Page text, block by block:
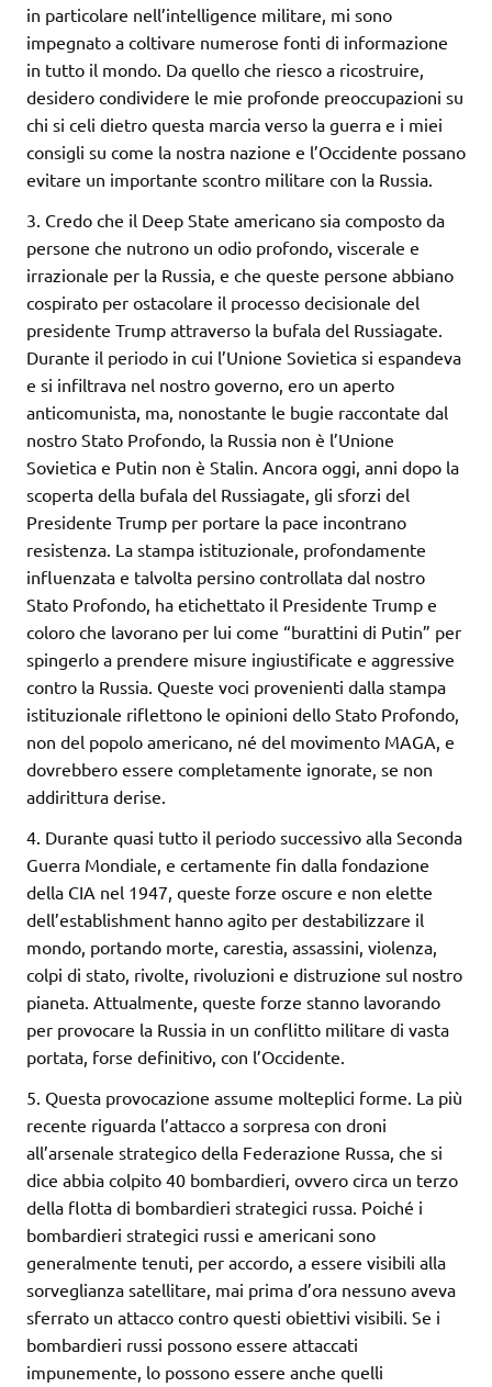
in particolare nell’intelligence militare, mi sono
impegnato a coltivare numerose fonti di informazione
in tutto il mondo. Da quello che riesco a ricostruire,
desidero condividere le mie profonde preoccupazioni su
chi si celi dietro questa marcia verso la guerra e i miei
consigli su come la nostra nazione e l’Occidente possano
evitare un importante scontro militare con la Russia.
3. Credo che il Deep State americano sia composto da
persone che nutrono un odio profondo, viscerale e
irrazionale per la Russia, e che queste persone abbiano
cospirato per ostacolare il processo decisionale del
presidente Trump attraverso la bufala del Russiagate.
Durante il periodo in cui l’Unione Sovietica si espandeva
e si infiltrava nel nostro governo, ero un aperto
anticomunista, ma, nonostante le bugie raccontate dal
nostro Stato Profondo, la Russia non è l’Unione
Sovietica e Putin non è Stalin. Ancora oggi, anni dopo la
scoperta della bufala del Russiagate, gli sforzi del
Presidente Trump per portare la pace incontrano
resistenza. La stampa istituzionale, profondamente
influenzata e talvolta persino controllata dal nostro
Stato Profondo, ha etichettato il Presidente Trump e
coloro che lavorano per lui come “burattini di Putin” per
spingerlo a prendere misure ingiustificate e aggressive
contro la Russia. Queste voci provenienti dalla stampa
istituzionale riflettono le opinioni dello Stato Profondo,
non del popolo americano, né del movimento MAGA, e
dovrebbero essere completamente ignorate, se non
addirittura derise.
4. Durante quasi tutto il periodo successivo alla Seconda
Guerra Mondiale, e certamente fin dalla fondazione
della CIA nel 1947, queste forze oscure e non elette
dell’establishment hanno agito per destabilizzare il
mondo, portando morte, carestia, assassini, violenza,
colpi di stato, rivolte, rivoluzioni e distruzione sul nostro
pianeta. Attualmente, queste forze stanno lavorando
per provocare la Russia in un conflitto militare di vasta
portata, forse definitivo, con l’Occidente.
5. Questa provocazione assume molteplici forme. La più
recente riguarda l’attacco a sorpresa con droni
all’arsenale strategico della Federazione Russa, che si
dice abbia colpito 40 bombardieri, ovvero circa un terzo
della flotta di bombardieri strategici russa. Poiché i
bombardieri strategici russi e americani sono
generalmente tenuti, per accordo, a essere visibili alla
sorveglianza satellitare, mai prima d’ora nessuno aveva
sferrato un attacco contro questi obiettivi visibili. Se i
bombardieri russi possono essere attaccati
impunemente, lo possono essere anche quelli